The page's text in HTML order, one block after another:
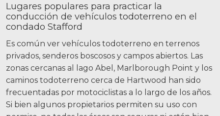
Lugares populares para practicar la
conducción de vehículos todoterreno en el
condado Stafford
Es común ver vehículos todoterreno en terrenos
privados, senderos boscosos y campos abiertos. Las
zonas cercanas al lago Abel, Marlborough Point y los
caminos todoterreno cerca de Hartwood han sido
frecuentadas por motociclistas a lo largo de los años.
Si bien algunos propietarios permiten su uso con